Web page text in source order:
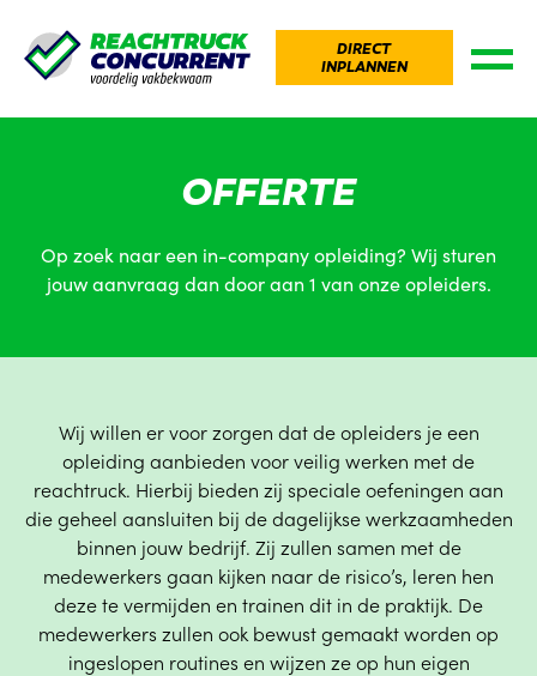
DIRECT
INPLANNEN
OFFERTE
Op zoek naar een in-company opleiding? Wij sturen
jouw aanvraag dan door aan 1 van onze opleiders.
Wij willen er voor zorgen dat de opleiders je een
opleiding aanbieden voor veilig werken met de
reachtruck. Hierbij bieden zij speciale oefeningen aan
die geheel aansluiten bij de dagelijkse werkzaamheden
binnen jouw bedrijf. Zij zullen samen met de
medewerkers gaan kijken naar de risico’s, leren hen
deze te vermijden en trainen dit in de praktijk. De
medewerkers zullen ook bewust gemaakt worden op
ingeslopen routines en wijzen ze op hun eigen